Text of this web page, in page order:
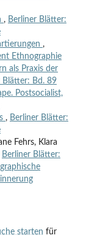
, Berliner Blätter:
,
Ethnographie
als Praxis der
Blätter: Bd. 89
Postsocialist,
, Berliner Blätter:
Fehrs, Klara
Berliner Blätter:
starten für